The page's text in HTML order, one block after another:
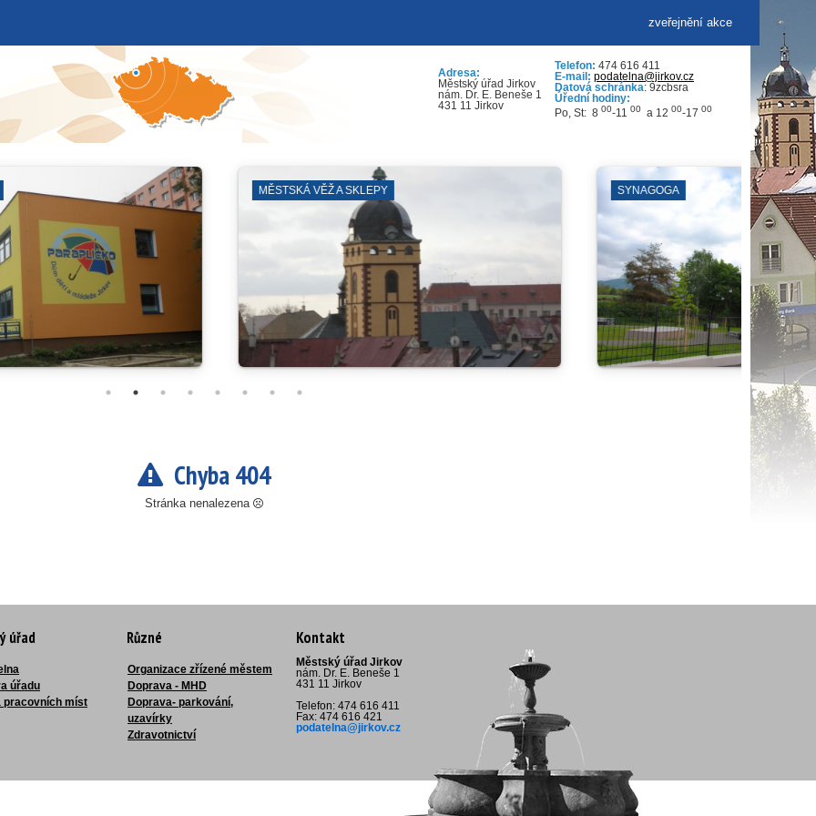
zveřejnění akce
Adresa:
Městský úřad Jirkov
nám. Dr. E. Beneše 1
431 11 Jirkov
Telefon: 474 616 411
E-mail: podatelna@jirkov.cz
Datová schránka: 9zcbsra
Úřední hodiny:
Po, St: 8 00-11 00 a 12 00-17 00
JIRKOVSKÉ DIVADLO VÝVOZ POPELNIC
Chyba 404
Stránka nenalezena
úřad
úřadu
pracovních míst
Různé
Organizace zřízené městem
Doprava - MHD
Doprava- parkování,
uzavírky
Zdravotnictví
Kontakt
Městský úřad Jirkov
nám. Dr. E. Beneše 1
431 11 Jirkov
Telefon: 474 616 411
Fax: 474 616 421
podatelna@jirkov.cz